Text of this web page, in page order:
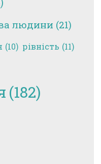
людини (21)
(10) рівність (11)
(182)